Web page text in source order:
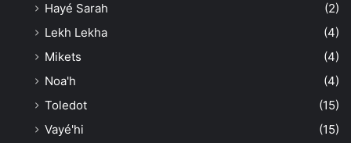
Hayé Sarah
(2)
Lekh Lekha
(4)
Mikets
(4)
Noa'h
(4)
Toledot
(15)
Vayé'hi
(15)